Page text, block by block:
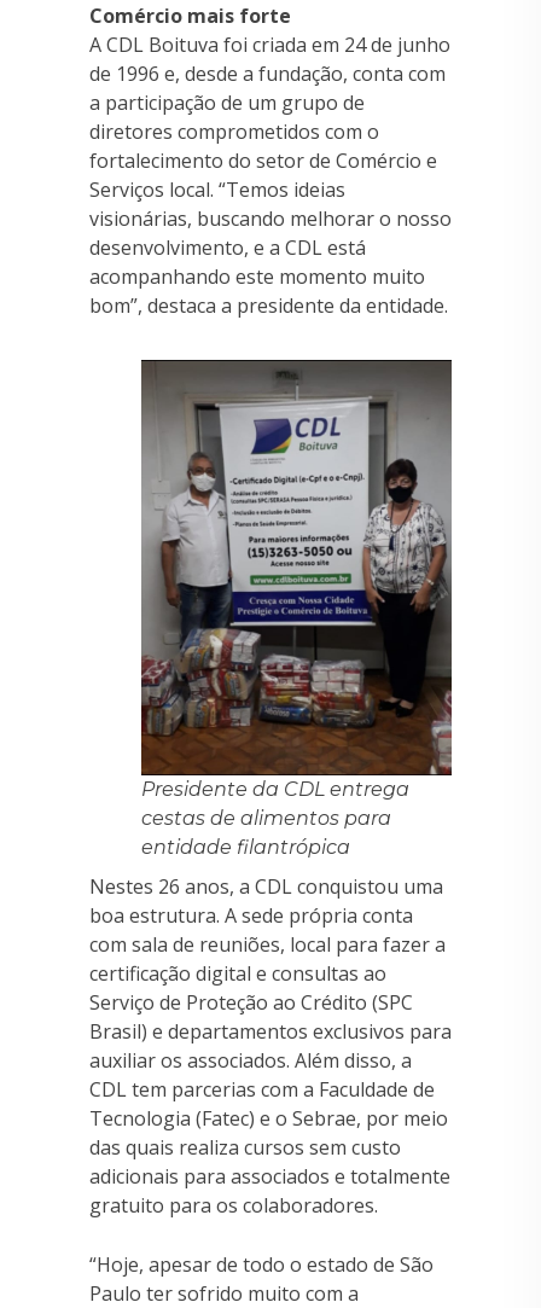
Comércio mais forte
A CDL Boituva foi criada em 24 de junho
de 1996 e, desde a fundação, conta com
a participação de um grupo de
diretores comprometidos com o
fortalecimento do setor de Comércio e
Serviços local. “Temos ideias
visionárias, buscando melhorar o nosso
desenvolvimento, e a CDL está
acompanhando este momento muito
bom”, destaca a presidente da entidade.
Presidente da CDL entrega
cestas de alimentos para
entidade filantrópica
Nestes 26 anos, a CDL conquistou uma
boa estrutura. A sede própria conta
com sala de reuniões, local para fazer a
certificação digital e consultas ao
Serviço de Proteção ao Crédito (SPC
Brasil) e departamentos exclusivos para
auxiliar os associados. Além disso, a
CDL tem parcerias com a Faculdade de
Tecnologia (Fatec) e o Sebrae, por meio
das quais realiza cursos sem custo
adicionais para associados e totalmente
gratuito para os colaboradores.
“Hoje, apesar de todo o estado de São
Paulo ter sofrido muito com a